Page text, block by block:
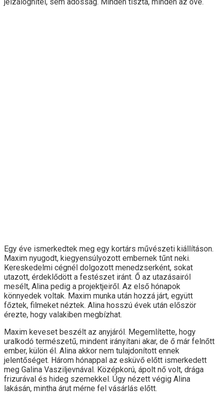
Egy éve ismerkedtek meg egy kortárs művészeti kiállításon.
Maxim nyugodt, kiegyensúlyozott embernek tűnt neki.
Kereskedelmi cégnél dolgozott menedzserként, sokat
utazott, érdeklődött a festészet iránt. Ő az utazásairól
mesélt, Alina pedig a projektjeiről. Az első hónapok
könnyedek voltak. Maxim munka után hozzá járt, együtt
főztek, filmeket néztek. Alina hosszú évek után először
érezte, hogy valakiben megbízhat.
Maxim keveset beszélt az anyjáról. Megemlítette, hogy
uralkodó természetű, mindent irányítani akar, de ő már felnőtt
ember, külön él. Alina akkor nem tulajdonított ennek
jelentőséget. Három hónappal az esküvő előtt ismerkedett
meg Galina Vasziljevnával. Középkorú, ápolt nő volt, drága
frizurával és hideg szemekkel. Úgy nézett végig Alina
lakásán, mintha árut mérne fel vásárlás előtt.